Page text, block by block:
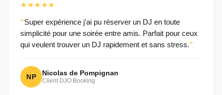
★★★★★
Super expérience j'ai pu réserver un DJ en toute
simplicité pour une soirée entre amis. Parfait pour ceux
qui veulent trouver un DJ rapidement et sans stress.
NP Nicolas de Pompignan
Client DJO Booking